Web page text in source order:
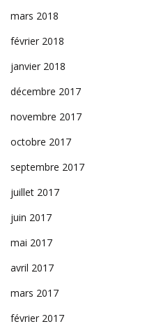
mars 2018
février 2018
janvier 2018
décembre 2017
novembre 2017
octobre 2017
septembre 2017
juillet 2017
juin 2017
mai 2017
avril 2017
mars 2017
février 2017